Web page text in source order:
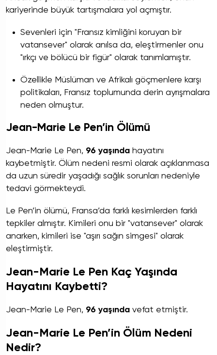
kariyerinde büyük tartışmalara yol açmıştır.
Sevenleri için "Fransız kimliğini koruyan bir
vatansever" olarak anılsa da, eleştirmenler onu
"ırkçı ve bölücü bir figür" olarak tanımlamıştır.
Özellikle Müslüman ve Afrikalı göçmenlere karşı
politikaları, Fransız toplumunda derin ayrışmalara
neden olmuştur.
Jean-Marie Le Pen’in Ölümü
Jean-Marie Le Pen, 96 yaşında hayatını
kaybetmiştir. Ölüm nedeni resmi olarak açıklanmasa
da uzun süredir yaşadığı sağlık sorunları nedeniyle
tedavi görmekteydi.
Le Pen’in ölümü, Fransa’da farklı kesimlerden farklı
tepkiler almıştır. Kimileri onu bir "vatansever" olarak
anarken, kimileri ise "aşırı sağın simgesi" olarak
eleştirmiştir.
Jean-Marie Le Pen Kaç Yaşında
Hayatını Kaybetti?
Jean-Marie Le Pen, 96 yaşında vefat etmiştir.
Jean-Marie Le Pen’in Ölüm Nedeni
Nedir?